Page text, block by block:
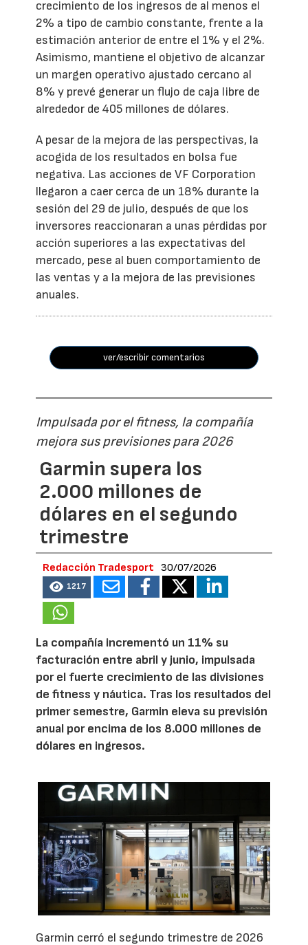
crecimiento de los ingresos de al menos el
2% a tipo de cambio constante, frente a la
estimación anterior de entre el 1% y el 2%.
Asimismo, mantiene el objetivo de alcanzar
un margen operativo ajustado cercano al
8% y prevé generar un flujo de caja libre de
alrededor de 405 millones de dólares.
A pesar de la mejora de las perspectivas, la
acogida de los resultados en bolsa fue
negativa. Las acciones de VF Corporation
llegaron a caer cerca de un 18% durante la
sesión del 29 de julio, después de que los
inversores reaccionaran a unas pérdidas por
acción superiores a las expectativas del
mercado, pese al buen comportamiento de
las ventas y a la mejora de las previsiones
anuales.
ver/escribir comentarios
Impulsada por el fitness, la compañía
mejora sus previsiones para 2026
Garmin supera los
2.000 millones de
dólares en el segundo
trimestre
Redacción Tradesport 30/07/2026
1217
La compañía incrementó un 11% su
facturación entre abril y junio, impulsada
por el fuerte crecimiento de las divisiones
de fitness y náutica. Tras los resultados del
primer semestre, Garmin eleva su previsión
anual por encima de los 8.000 millones de
dólares en ingresos.
Garmin cerró el segundo trimestre de 2026